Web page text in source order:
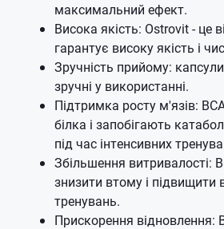
максимальний ефект.
Висока якість: Ostrovit - це
гарантує високу якість і
Зручність прийому:
зручні у використанні.
Підтримка росту м'язів:
білка і запобігають
під час інтенсивних
Збільшення витривалості:
знизити втому і підвищити
тренувань.
Прискорення відновлення: